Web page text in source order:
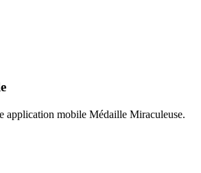
application mobile Médaille Miraculeuse.